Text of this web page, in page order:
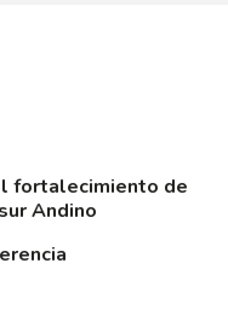
fortalecimiento de
Andino